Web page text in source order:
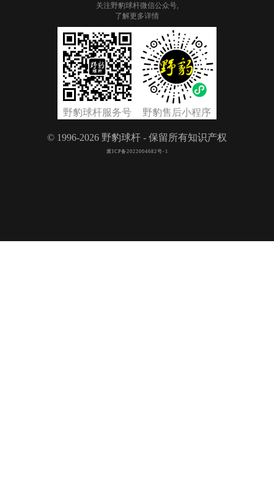
关注野豹球杆微信公众号,
了解更多详情
见
下
方
二
维
野豹球杆服务号
野豹售后小程序
© 1996-2026 野豹球杆 - 保留所有知识产权
冀ICP备2022004682号-1